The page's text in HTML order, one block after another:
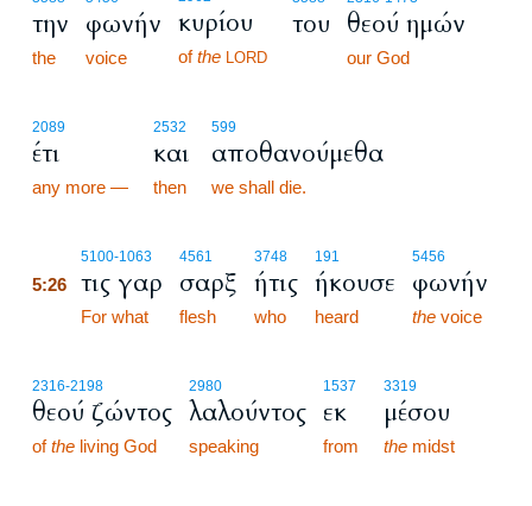
την
the
φωνήν
voice
κυρίου
ofthe LORD
του θεού ημών
our God
2089
έτι
any more —
2532
και
then
599
αποθανούμεθα
we shall die.
5100-1063
5:26 τις γαρ
For what
4561
σαρξ
flesh
3748
ήτις
who
191
ήκουσε
heard
5456
φωνήν
the voice
2316-2198
θεού ζώντος
ofthe living God
2980
λαλούντος
speaking
1537
εκ
from
3319
μέσου
the midst